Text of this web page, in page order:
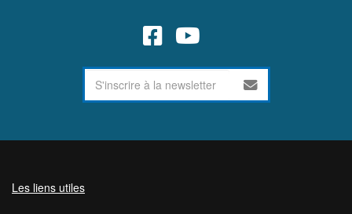
Les liens utiles